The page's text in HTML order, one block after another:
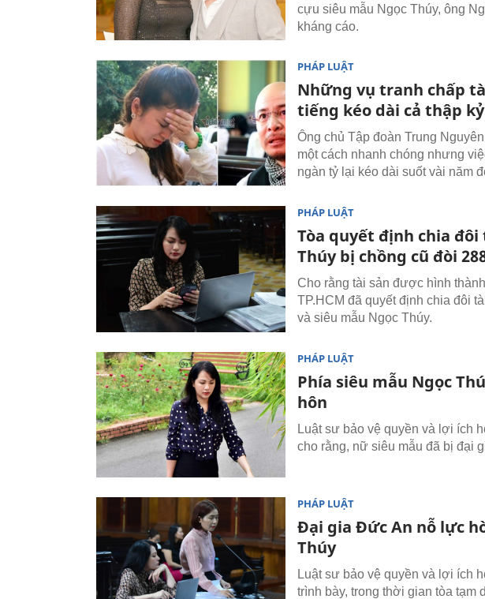
cựu siêu mẫu Ngọc Thúy, ông
kháng cáo.
PHÁP LUẬT
Những vụ tranh chấp
tiếng kéo dài cả thập kỷ
Ông chủ Tập đoàn Trung
một cách nhanh chóng nhưng
ngàn tỷ lại kéo dài suốt vài năm
PHÁP LUẬT
Tòa quyết định chia
Thúy bị chồng cũ đòi
Cho rằng tài sản được hình
TP.HCM đã quyết định chia đôi
và siêu mẫu Ngọc Thúy.
PHÁP LUẬT
Phía siêu mẫu Ngọc
hôn
Luật sư bảo vệ quyền và lợi ích
cho rằng, nữ siêu mẫu đã bị đại
PHÁP LUẬT
Đại gia Đức An nỗ lực
Thúy
Luật sư bảo vệ quyền và lợi ích
trình bày, trong thời gian tòa